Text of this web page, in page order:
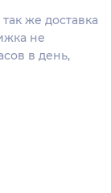
же доставка
не
в день,